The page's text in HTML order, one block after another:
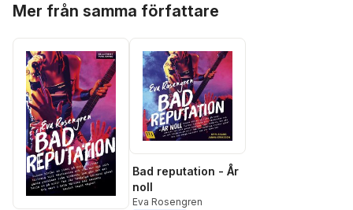
Mer från samma författare
Bad reputation - År
noll
Eva Rosengren